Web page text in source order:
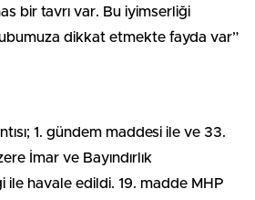
bir tavrı var. Bu iyimserliği
dikkat etmekte fayda var”
1. gündem maddesi ile ve 33.
İmar ve Bayındırlık
ile havale edildi. 19. madde MHP